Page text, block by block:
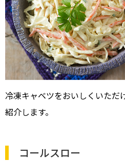
冷凍キャベツをおいしくいただ
紹介します。
コールスロー